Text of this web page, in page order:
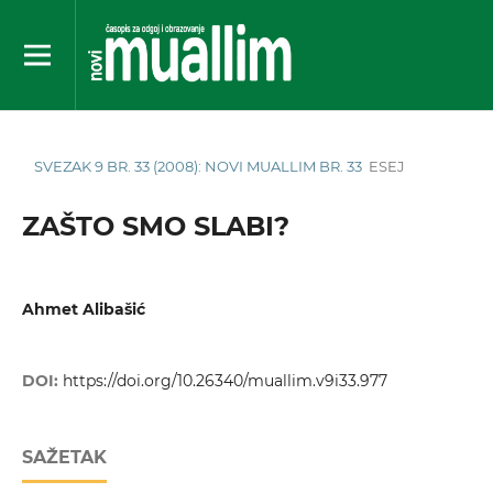
SVEZAK 9 BR. 33 (2008): NOVI MUALLIM BR. 33 ESEJ
ZAŠTO SMO SLABI?
Ahmet Alibašić
DOI: https://doi.org/10.26340/muallim.v9i33.977
SAŽETAK